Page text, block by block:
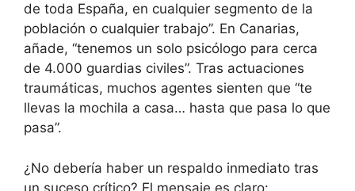
de toda España, en cualquier segmento de la
población o cualquier trabajo”. En Canarias,
añade, “tenemos un solo psicólogo para cerca
de 4.000 guardias civiles”. Tras actuaciones
traumáticas, muchos agentes sienten que “te
llevas la mochila a casa… hasta que pasa lo que
pasa”.
¿No debería haber un respaldo inmediato tras
un suceso crítico? El mensaje es claro: